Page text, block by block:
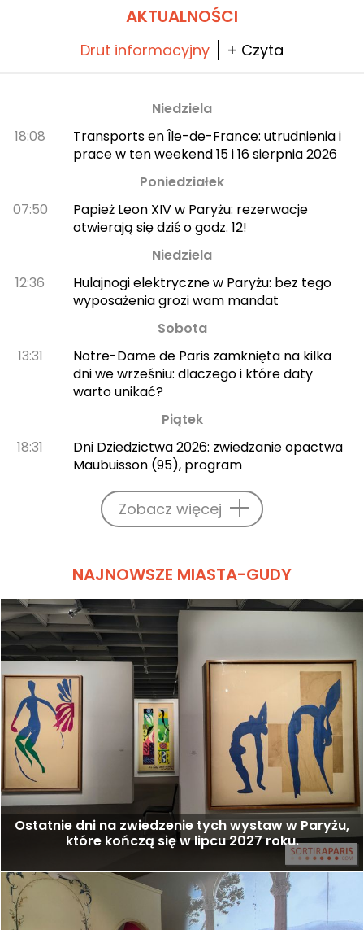
AKTUALNOŚCI
Drut informacyjny + Czyta
Niedziela
18:08
Transports en Île-de-France: utrudnienia i
prace w ten weekend 15 i 16 sierpnia 2026
Poniedziałek
07:50
Papież Leon XIV w Paryżu: rezerwacje
otwierają się dziś o godz. 12!
Niedziela
12:36
Hulajnogi elektryczne w Paryżu: bez tego
wyposażenia grozi wam mandat
Sobota
13:31
Notre-Dame de Paris zamknięta na kilka
dni we wrześniu: dlaczego i które daty
warto unikać?
Piątek
18:31
Dni Dziedzictwa 2026: zwiedzanie opactwa
Maubuisson (95), program
Zobacz więcej
NAJNOWSZE MIASTA-GUDY
Ostatnie dni na zwiedzenie tych wystaw w Paryżu,
które kończą się w lipcu 2027 roku.